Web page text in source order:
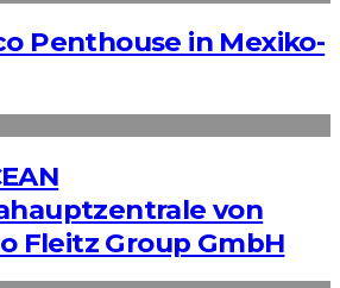
Penthouse in Mexiko-
von
Fleitz Group GmbH